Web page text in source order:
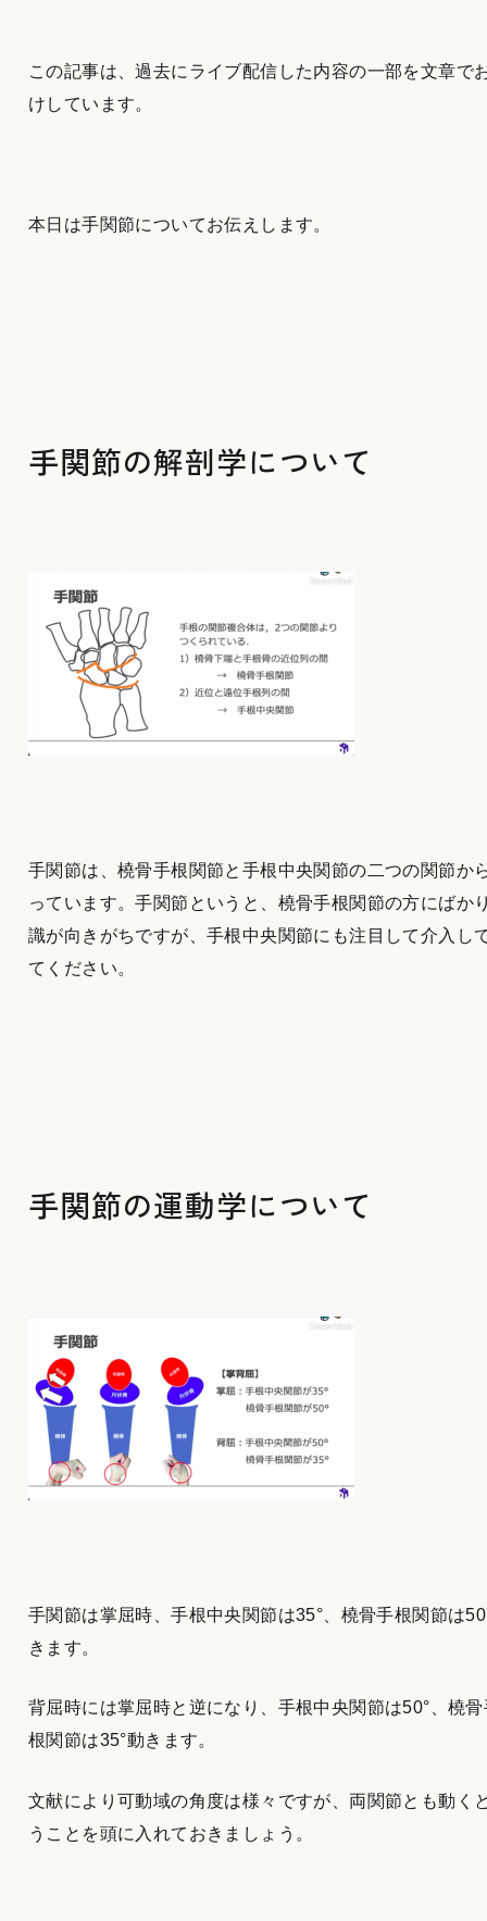
この記事は、過去にライブ配信した内容の一部を文章で
けしています。
本日は手関節についてお伝えします。
手関節の解剖学について
手関節は、橈骨手根関節と手根中央関節の二つの関節か
っています。手関節というと、橈骨手根関節の方にばか
識が向きがちですが、手根中央関節にも注目して介入し
てください。
手関節の運動学について
手関節は掌屈時、手根中央関節は35°、橈骨手根関節は
きます。
背屈時には掌屈時と逆になり、手根中央関節は50°、橈骨
根関節は35°動きます。
文献により可動域の角度は様々ですが、両関節とも動く
うことを頭に入れておきましょう。